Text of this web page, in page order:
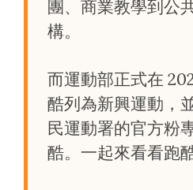
團、商業教學到公
構。
而運動部正式在
酷列為新興運動，
民運動署的官方粉
酷。一起來看看跑